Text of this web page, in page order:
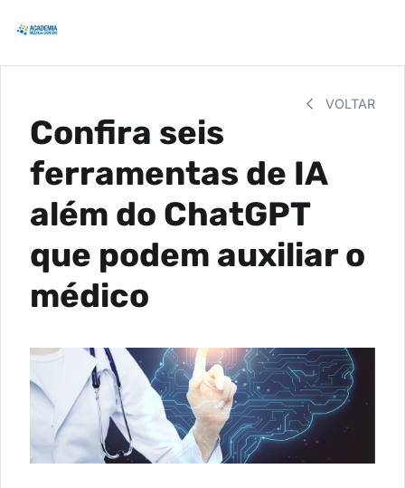
VOLTAR
Confira seis
ferramentas de IA
além do ChatGPT
que podem auxiliar o
médico